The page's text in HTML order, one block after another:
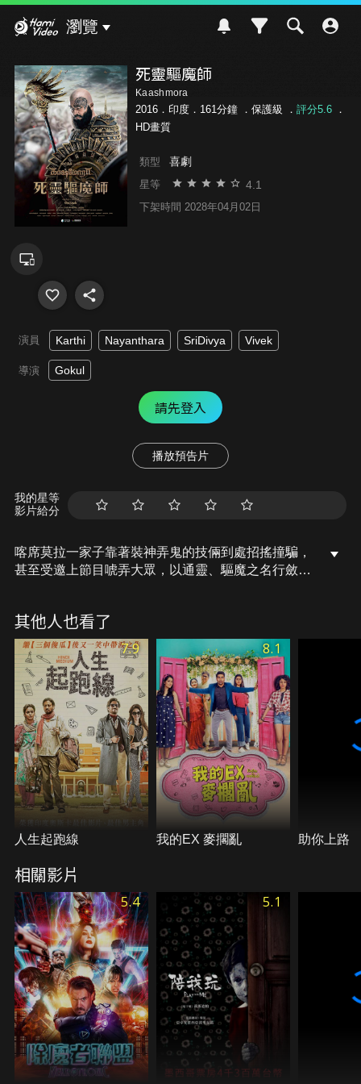
瀏覽
死靈驅魔師
Kaashmora
2016．印度．161分鐘 ． 保護級 ． 評分5.6．
HD畫質
類型 喜劇
星等 4.1
下架時間 2028年04月02日
演員 Karthi Nayanthara SriDivya Vivek
導演 Gokul
請先登入
播放預告片
我的星等
影片給分
喀席莫拉一家子靠著裝神弄鬼的技倆到處招搖撞騙，
甚至受邀上節目唬弄大眾，以通靈、驅魔之名行斂
以及700年前被詛咒不得轉生的鬼？！
其他人也看了
7.9
人生起跑線
8.1
我的EX 麥擱亂 助你上路
相關影片
5.4 5.1